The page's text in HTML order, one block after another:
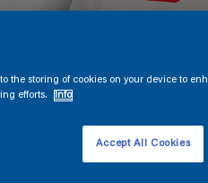
the storing of cookies on your device to
efforts.
Info
Accept All Cookies